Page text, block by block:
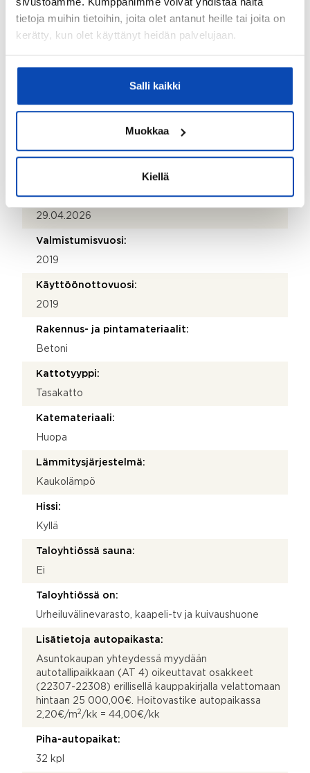
tietoja muihin tietoihin, joita olet antanut heille tai joita on
kerätty, kun olet käyttänyt heidän palvelujaan.
Salli kaikki
Muokkaa
Kiellä
Puhelinnumero:
505 167 527
Postinumero:
Postitoimipaikka:
Isännöitsijäntodistuksen päivämäärä:
29.04.2026
Valmistumisvuosi:
2019
Käyttöönottovuosi:
2019
Rakennus- ja pintamateriaalit:
Betoni
Kattotyyppi:
Tasakatto
Katemateriaali:
Huopa
Lämmitysjärjestelmä:
Kaukolämpö
Hissi:
Kyllä
Taloyhtiössä sauna:
Ei
Taloyhtiössä on:
Urheiluvälinevarasto, kaapeli-tv ja kuivaushuone
Lisätietoja autopaikasta:
Asuntokaupan yhteydessä myydään
autotallipaikkaan (AT 4) oikeuttavat osakkeet
(22307-22308) erillisellä kauppakirjalla velattomaan
hintaan 25 000,00€. Hoitovastike autopaikassa
2,20€/m2 /kk = 44,00€/kk
Piha-autopaikat:
32 kpl